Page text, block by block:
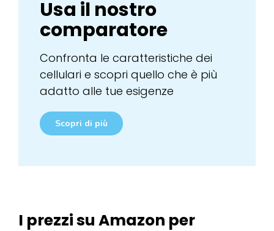
Usa il nostro
comparatore
Confronta le caratteristiche dei
cellulari e scopri quello che è più
adatto alle tue esigenze
Scopri di più
I prezzi su Amazon per